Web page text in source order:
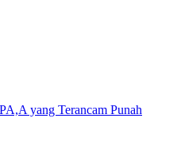
yang Terancam Punah